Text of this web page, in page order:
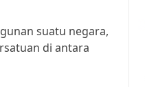
suatu negara,
di antara